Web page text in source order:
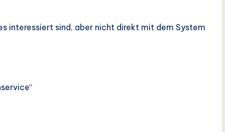
interessiert sind, aber nicht direkt mit dem System